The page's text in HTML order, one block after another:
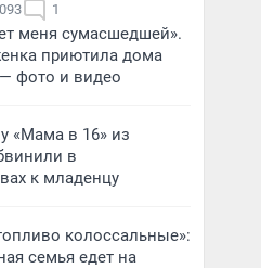
1
меня сумасшедшей».
приютила дома
фото и видео
«Мама в 16» из
в
к младенцу
колоссальные»:
семья едет на